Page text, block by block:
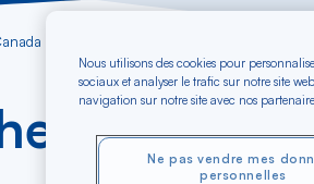
Nuku-
Nous utilisons des cookies pour
sociaux et analyser le trafic sur notre site
navigation sur notre site avec nos
Ne pas vendre mes
personnelles